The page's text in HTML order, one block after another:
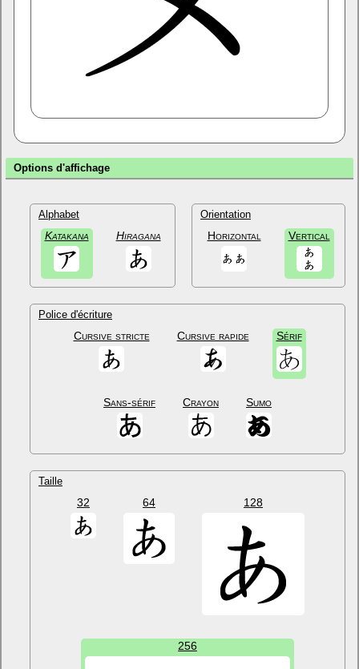
Options d'affichage
Alphabet
Katakana Hiragana
Orientation
Horizontal Vertical
Police d'écriture
Cursive stricte Cursive rapide Sérif
Sans-sérif Crayon Sumo
Taille
32 64 128
256